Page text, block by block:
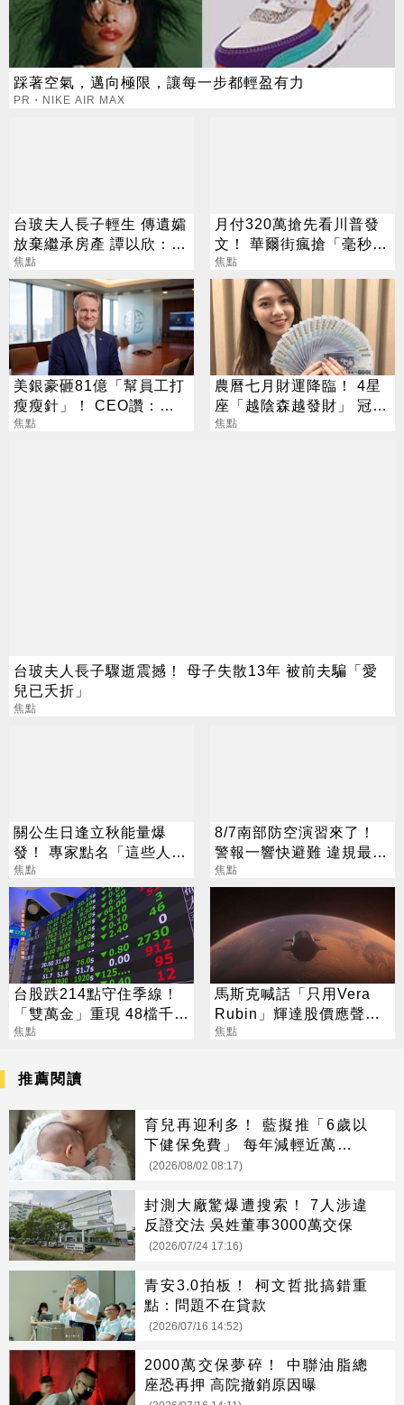
踩著空氣，邁向極限，讓每一步都輕盈有力
PR・NIKE AIR MAX
台玻夫人長子輕生 傳遺孀
放棄繼承房產 譚以欣：不
實內容二次傷害
焦點
月付320萬搶先看川普發
文！ 華爾街瘋搶「毫秒優
勢」引熱議
焦點
美銀豪砸81億「幫員工打
瘦瘦針」！ CEO讚：一
項值得的投資
焦點
農曆七月財運降臨！ 4星
座「越陰森越發財」 冠軍
賺到翻
焦點
台玻夫人長子驟逝震撼！ 母子失散13年 被前夫騙「愛
兒已夭折」
焦點
關公生日逢立秋能量爆
發！ 專家點名「這些人」
別亂拜
焦點
8/7南部防空演習來了！
警報一響快避難 違規最高
開罰15萬
焦點
台股跌214點守住季線！
「雙萬金」重現 48檔千金
股撐盤
焦點
馬斯克喊話「只用Vera
Rubin」輝達股價應聲勁
揚
焦點
推薦閱讀
育兒再迎利多！ 藍擬推「6歲以
下健保免費」 每年減輕近萬元負
擔
(2026/08/02 08:17)
封測大廠驚爆遭搜索！ 7人涉違
反證交法 吳姓董事3000萬交保
(2026/07/24 17:16)
青安3.0拍板！ 柯文哲批搞錯重
點：問題不在貸款
(2026/07/16 14:52)
2000萬交保夢碎！ 中聯油脂總
座恐再押 高院撤銷原因曝